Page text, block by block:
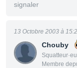
signaler
Chouby
Membre
13 Octobre 2003 à